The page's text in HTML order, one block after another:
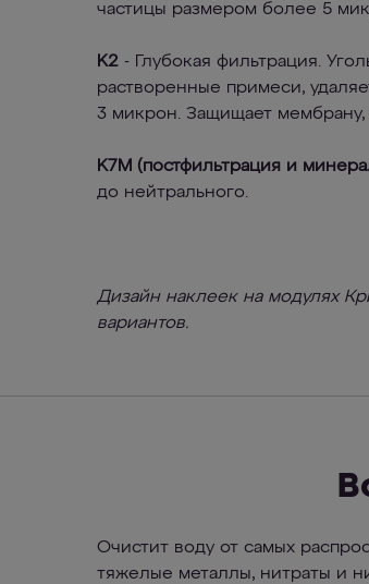
частицы размером более 5
K2 - Глубокая фильтрация.
растворенные примеси,
3 микрон. Защищает
K7M (постфильтрация и
до нейтрального.
Дизайн наклеек на модулях
вариантов.
Очистит воду от самых
тяжелые металлы, нитраты и